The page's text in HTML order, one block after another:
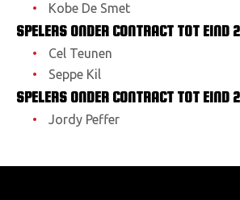
Kobe De Smet
SPELERS ONDER CONTRACT TOT
Cel Teunen
Seppe Kil
SPELERS ONDER CONTRACT TOT
Jordy Peffer